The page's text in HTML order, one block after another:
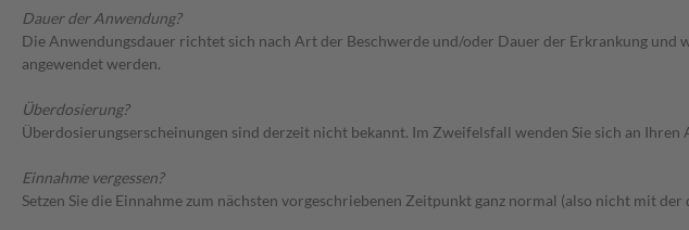
Dauer der Anwendung?
Die Anwendungsdauer richtet sich nach Art der Beschwerde und/oder Dauer der Erkrankung
angewendet werden.
Überdosierung?
Überdosierungserscheinungen sind derzeit nicht bekannt. Im Zweifelsfall wenden Sie sich an Ihren
Einnahme vergessen?
Setzen Sie die Einnahme zum nächsten vorgeschriebenen Zeitpunkt ganz normal (also nicht mit